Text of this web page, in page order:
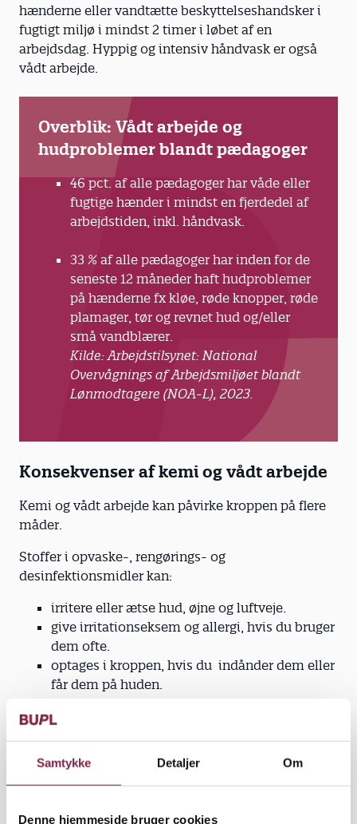
Samtykke Detaljer Om
Denne hjemmeside bruger cookies
hænderne eller vandtætte beskyttelseshandsker i
fugtigt miljø i mindst 2 timer i løbet af en
arbejdsdag. Hyppig og intensiv håndvask er også
vådt arbejde.
Overblik: Vådt arbejde og
hudproblemer blandt pædagoger
46 pct. af alle pædagoger har våde eller
fugtige hænder i mindst en fjerdedel af
arbejdstiden, inkl. håndvask.
33 % af alle pædagoger har inden for de
seneste 12 måneder haft hudproblemer
på hænderne fx kløe, røde knopper, røde
plamager, tør og revnet hud og/eller
små vandblærer.
Kilde: Arbejdstilsynet: National
Overvågnings af Arbejdsmiljøet blandt
Lønmodtagere (NOA-L), 2023.
Konsekvenser af kemi og vådt arbejde
Kemi og vådt arbejde kan påvirke kroppen på flere
måder.
Stoffer i opvaske-, rengørings- og
desinfektionsmidler kan:
irritere eller ætse hud, øjne og luftveje.
give irritationseksem og allergi, hvis du bruger
dem ofte.
optages i kroppen, hvis du indånder dem eller
får dem på huden.
indeholde organiske opløsningsmidler, som kan
give hjerne- og nerveskader og luftvejslidelser.
Vådt arbejde medfører risiko for eksem, da det